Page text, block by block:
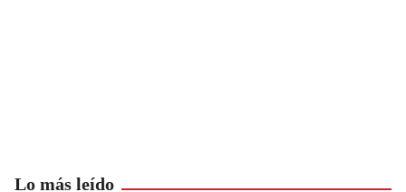
Lo más leído